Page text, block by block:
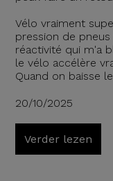
Vélo vraiment
pression de
réactivité qui m'a
le vélo accélère
Quand on baisse
20/10/2025
Verder lezen